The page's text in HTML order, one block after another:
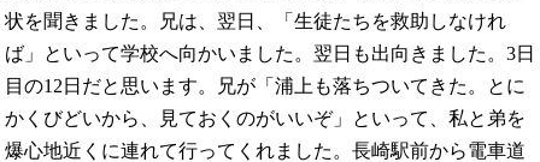
状を聞きました。兄は、翌日、「生徒たちを救助しなけれ
ば」といって学校へ向かいました。翌日も出向きました。3日
目の12日だと思います。兄が「浦上も落ちついてきた。とに
かくびどいから、見ておくのがいいぞ」といって、私と弟を
爆心地近くに連れて行ってくれました。長崎駅前から電車道